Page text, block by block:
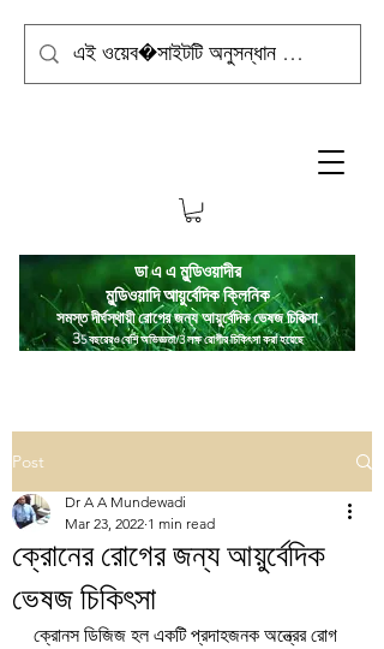
ডা এ এ মুন্ডিওয়াদীর
মুন্ডিওয়াদিআয়ুর্বেদিক ক্লিনিক
সমস্ত দীর্ঘস্থায়ী রোগের জন্য আয়ুর্বেদিক ভেষজ চিকিত্সা
35 বছরেরও বেশি অভিজ্ঞতা/3 লক্ষ রোগীর চিকিৎসা করা হয়েছে
Post
ক্রোনের রোগের জন্য আয়ুর্বেদিক
ভেষজ চিকিৎসা
Dr A A Mundewadi
Mar 23, 2022 1 min read
ক্রোনস ডিজিজ হল একটি প্রদাহজনক অন্ত্রের রোগ